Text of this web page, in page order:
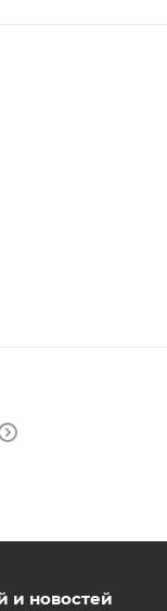
и новостей